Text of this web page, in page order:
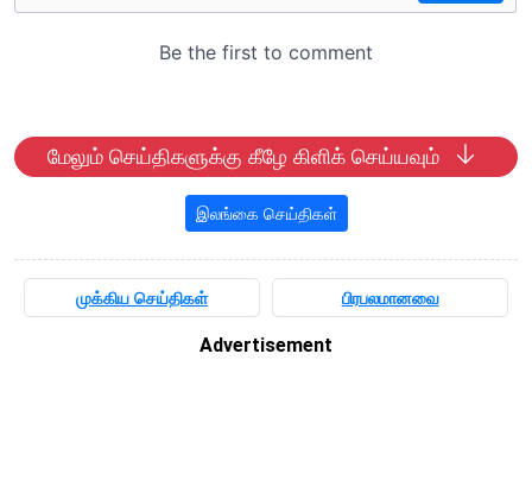
மேலும் செய்திகளுக்கு கீழே கிளிக் செய்யவும்
இலங்கை செய்திகள்
முக்கிய செய்திகள் பிரபலமானவை
Advertisement